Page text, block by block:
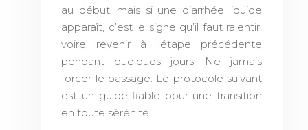
au début, mais si une diarrhée liquide
apparaît, c’est le signe qu’il faut ralentir,
voire revenir à l’étape précédente
pendant quelques jours. Ne jamais
forcer le passage. Le protocole suivant
est un guide fiable pour une transition
en toute sérénité.